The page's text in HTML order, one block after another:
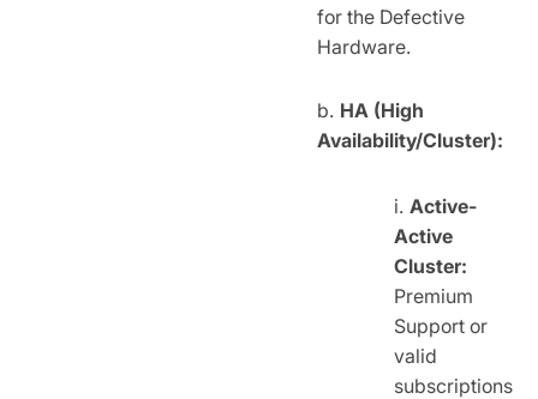
for the Defective
Hardware.
HA (High
Availability/Cluster):
Active-
Active
Cluster:
Premium
Support or
valid
subscriptions